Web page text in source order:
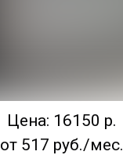
Цена: 16150 р.
от 517 руб./мес.